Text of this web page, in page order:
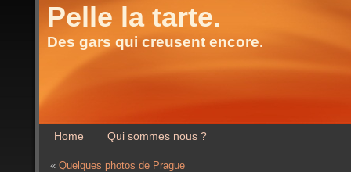
Pelle la tarte.
Des gars qui creusent encore.
Home Qui sommes nous ?
« Quelques photos de Prague